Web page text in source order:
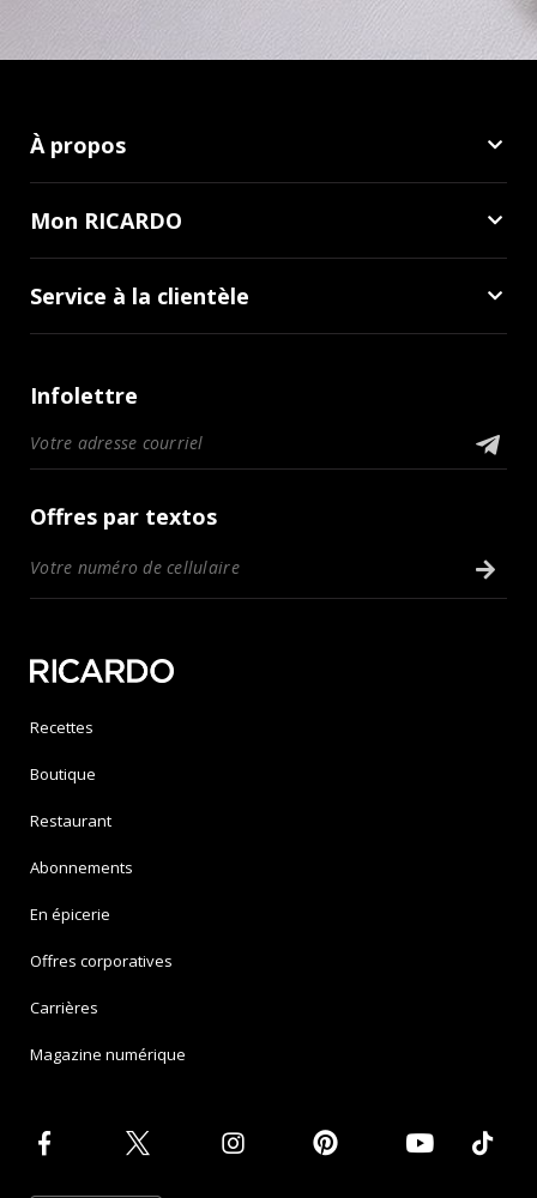
À propos
Mon RICARDO
Service à la clientèle
Infolettre
Offres par textos
Recettes
Boutique
Restaurant
Abonnements
En épicerie
Offres corporatives
Carrières
Magazine numérique